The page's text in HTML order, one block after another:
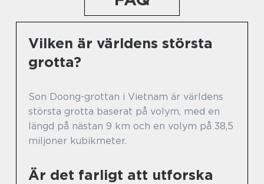
Vilken är världens största
grotta?
Son Doong-grottan i Vietnam är världens
största grotta baserat på volym, med en
längd på nästan 9 km och en volym på 38,5
miljoner kubikmeter.
Är det farligt att utforska